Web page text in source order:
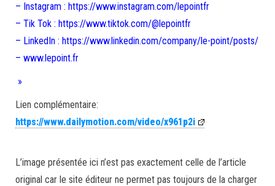
– Instagram : https://www.instagram.com/lepointfr
– Tik Tok : https://www.tiktok.com/@lepointfr
– LinkedIn : https://www.linkedin.com/company/le-point/posts/
– www.lepoint.fr
»
Lien complémentaire:
https://www.dailymotion.com/video/x961p2i
L’image présentée ici n’est pas exactement celle de l’article
original car le site éditeur ne permet pas toujours de la charger